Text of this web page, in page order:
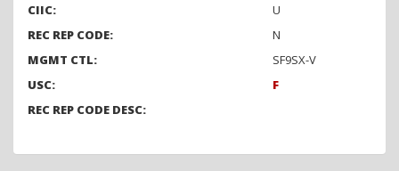
CIIC:
U
REC REP CODE:
N
MGMT CTL:
SF9SX-V
USC:
F
REC REP CODE DESC: